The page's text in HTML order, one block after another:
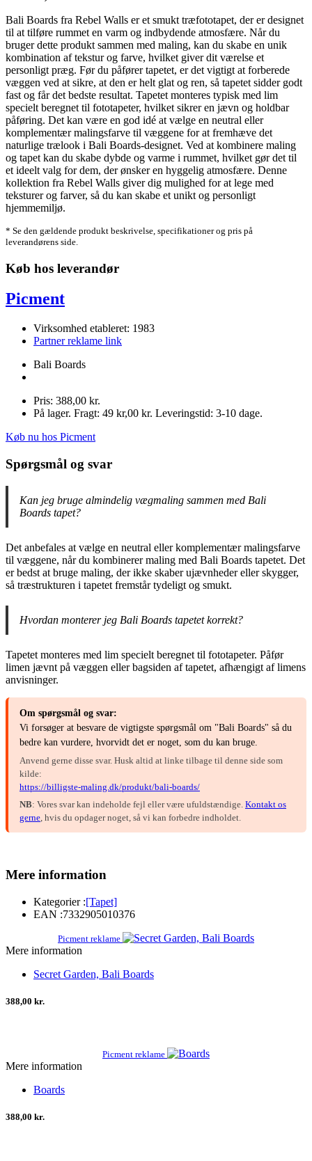
Bali Boards fra Rebel Walls er et smukt træfototapet, der er designet
til at tilføre rummet en varm og indbydende atmosfære. Når du
bruger dette produkt sammen med maling, kan du skabe en unik
kombination af tekstur og farve, hvilket giver dit værelse et
personligt præg. Før du påfører tapetet, er det vigtigt at forberede
væggen ved at sikre, at den er helt glat og ren, så tapetet sidder godt
fast og får det bedste resultat. Tapetet monteres typisk med lim
specielt beregnet til fototapeter, hvilket sikrer en jævn og holdbar
påføring. Det kan være en god idé at vælge en neutral eller
komplementær malingsfarve til væggene for at fremhæve det
naturlige trælook i Bali Boards-designet. Ved at kombinere maling
og tapet kan du skabe dybde og varme i rummet, hvilket gør det til
et ideelt valg for dem, der ønsker en hyggelig atmosfære. Denne
kollektion fra Rebel Walls giver dig mulighed for at lege med
teksturer og farver, så du kan skabe et unikt og personligt
hjemmemiljø.
* Se den gældende produkt beskrivelse, specifikationer og pris på
leverandørens side.
Køb hos leverandør
Picment
Virksomhed etableret: 1983
Partner reklame link
Bali Boards
Pris: 388,00 kr.
På lager. Fragt: 49 kr,00 kr. Leveringstid: 3-10 dage.
Køb nu hos Picment
Spørgsmål og svar
Kan jeg bruge almindelig vægmaling sammen med Bali
Boards tapet?
Det anbefales at vælge en neutral eller komplementær malingsfarve
til væggene, når du kombinerer maling med Bali Boards tapetet. Det
er bedst at bruge maling, der ikke skaber ujævnheder eller skygger,
så træstrukturen i tapetet fremstår tydeligt og smukt.
Hvordan monterer jeg Bali Boards tapetet korrekt?
Tapetet monteres med lim specielt beregnet til fototapeter. Påfør
limen jævnt på væggen eller bagsiden af tapetet, afhængigt af limens
anvisninger.
Om spørgsmål og svar:
Vi forsøger at besvare de vigtigste spørgsmål om "Bali Boards" så du
bedre kan vurdere, hvorvidt det er noget, som du kan bruge.
Anvend gerne disse svar. Husk altid at linke tilbage til denne side som
kilde:
https://billigste-maling.dk/produkt/bali-boards/
NB: Vores svar kan indeholde fejl eller være ufuldstændige. Kontakt os
gerne, hvis du opdager noget, så vi kan forbedre indholdet.
Mere information
Kategorier :[Tapet]
EAN :7332905010376
Picment reklame
Mere information
Secret Garden, Bali Boards
388,00 kr.
Picment reklame
Mere information
Boards
388,00 kr.